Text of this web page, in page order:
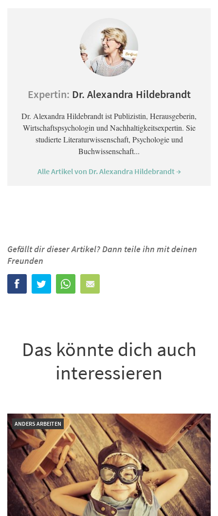
Expertin: Dr. Alexandra Hildebrandt
Dr. Alexandra Hildebrandt ist Publizistin, Herausgeberin,
Wirtschaftspsychologin und Nachhaltigkeitsexpertin. Sie
studierte Literaturwissenschaft, Psychologie und
Buchwissenschaft...
Alle Artikel von Dr. Alexandra Hildebrandt →
Gefällt dir dieser Artikel? Dann teile ihn mit deinen
Freunden
Das könnte dich auch
interessieren
ANDERS ARBEITEN